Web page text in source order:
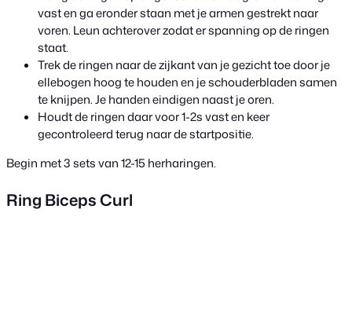
vast en ga eronder staan met je armen gestrekt naar
voren. Leun achterover zodat er spanning op de ringen
staat.
Trek de ringen naar de zijkant van je gezicht toe door je
ellebogen hoog te houden en je schouderbladen samen
te knijpen. Je handen eindigen naast je oren.
Houdt de ringen daar voor 1-2s vast en keer
gecontroleerd terug naar de startpositie.
Begin met 3 sets van 12-15 herharingen.
Ring Biceps Curl